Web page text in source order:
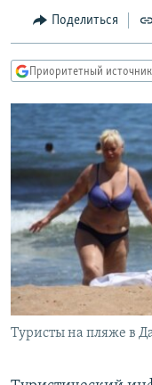
Вернутся
поиску
КУЛЬТУРА
КАВКАЗ.РЕАЛИИ
СЕВЕР.РЕАЛИИ
СИБИРЬ.РЕАЛИИ
РАСПИСАНИЕ
ПОДПИШИТЕСЬ НА
СОЦИАЛЬНЫЕ СЕТИ
Поделиться
Приоритетный
Туристы на пляже в